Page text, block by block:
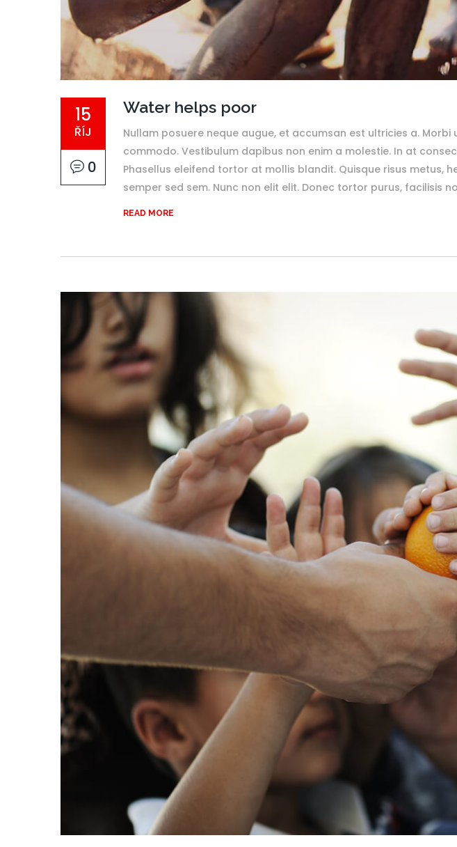
15
ŘÍJ
0
Water helps poor
Nullam posuere neque augue, et accumsan est ultricies a.
commodo. Vestibulum dapibus non enim a molestie. In at
Phasellus eleifend tortor at mollis blandit. Quisque risus metus,
semper sed sem. Nunc non elit elit. Donec tortor purus, facilisis
READ MORE